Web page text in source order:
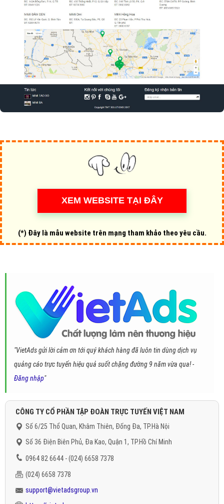
(*) Đây là mẫu website trên mạng tham khảo theo yêu cầu.
"VietAds gửi lời cảm ơn tới quý khách hàng đã luôn tin dùng dịch vụ
quảng cáo trực tuyến hiệu quả suốt chặng đường 9 năm vừa qua! -
Đăng nhập"
CÔNG TY CỔ PHẦN TẬP ĐOÀN TRỰC TUYẾN VIỆT NAM
Số 6/25 Thổ Quan, Khâm Thiên, Đống Đa, TP.Hà Nội
Số 36 Điện Biên Phủ, Đa Kao, Quận 1, TP.Hồ Chí Minh
0964 82 6644 - (024) 6658 7378
(024) 6658 7378
support@vietadsgroup.vn